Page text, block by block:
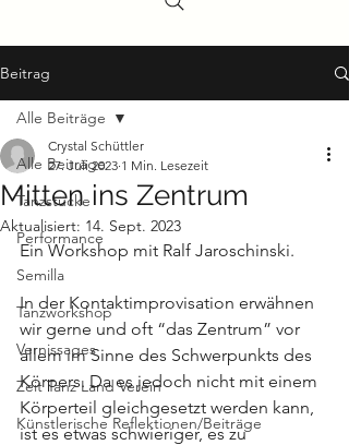
Beitrag
Alle Beiträge
Tanzstücke
Performance
Semilla
Tanzworkshop
Vernissages
Zeit Tanz Land Verein
Künstlerische Reflektionen/Beiträge
Alle Beiträge
Mitten ins Zentrum
Crystal Schüttler
27. Juli 2023 1 Min. Lesezeit
Aktualisiert: 14. Sept. 2023
Ein Workshop mit Ralf Jaroschinski.
In der Kontaktimprovisation erwähnen
wir gerne und oft “das Zentrum” vor
allem im Sinne des Schwerpunkts des
Körpers. Da es jedoch nicht mit einem
Körperteil gleichgesetzt werden kann,
ist es etwas schwieriger, es zu